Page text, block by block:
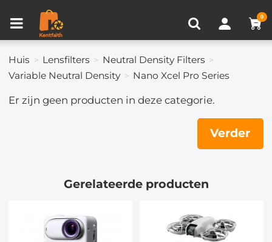
0
Huis Lensfilters
Neutral Density Filters
Variable Neutral Density
Nano Xcel Pro Series
Er zijn geen producten in deze categorie.
Verder
Gerelateerde producten